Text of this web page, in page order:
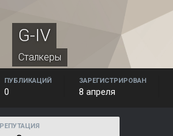
G-IV
Сталкеры
ПУБЛИКАЦИЙ
0
ЗАРЕГИСТРИРОВАН
8 апреля
РЕПУТАЦИЯ